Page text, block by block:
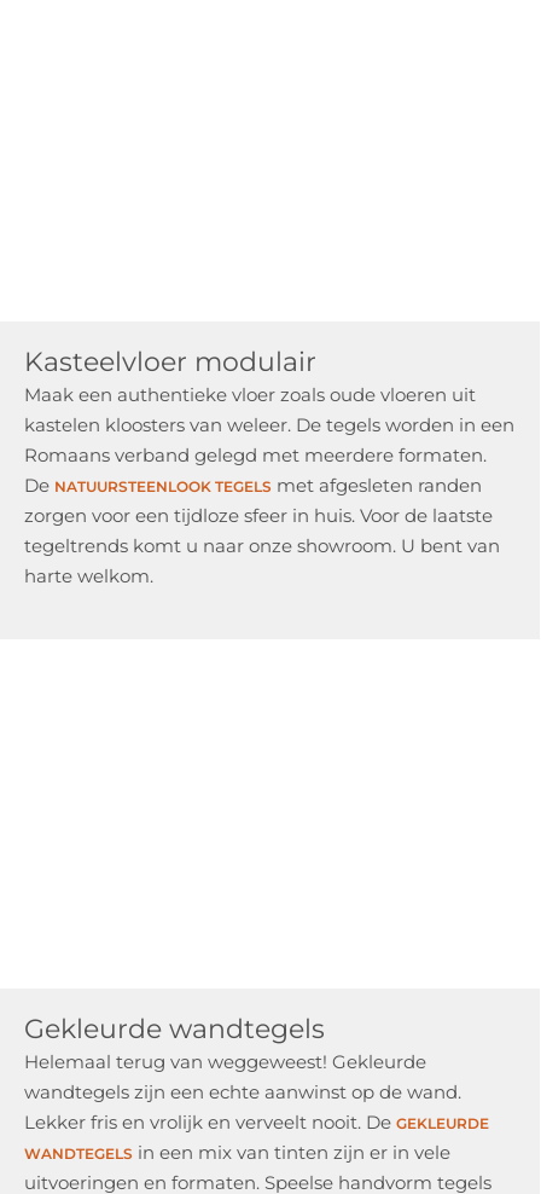
Kasteelvloer modulair
Maak een authentieke vloer zoals oude vloeren uit
kastelen kloosters van weleer. De tegels worden in een
Romaans verband gelegd met meerdere formaten.
De NATUURSTEENLOOK TEGELS met afgesleten randen
zorgen voor een tijdloze sfeer in huis. Voor de laatste
tegeltrends komt u naar onze showroom. U bent van
harte welkom.
Gekleurde wandtegels
Helemaal terug van weggeweest! Gekleurde
wandtegels zijn een echte aanwinst op de wand.
Lekker fris en vrolijk en verveelt nooit. De GEKLEURDE
WANDTEGELS in een mix van tinten zijn er in vele
uitvoeringen en formaten. Speelse handvorm tegels